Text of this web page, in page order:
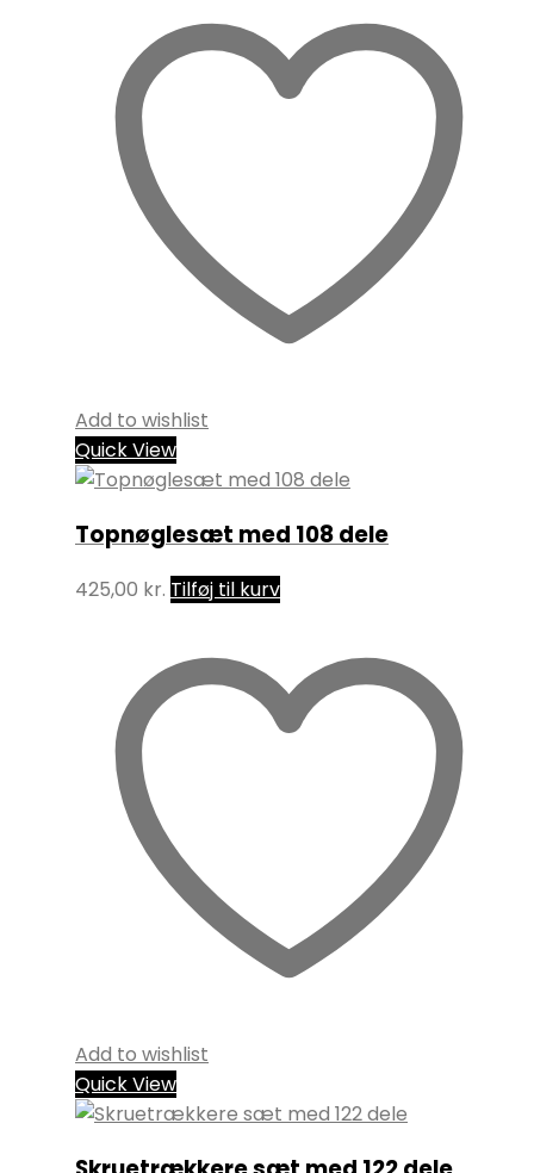
Add to wishlist
Quick View
Topnøglesæt med 108 dele
425,00 kr. Tilføj til kurv
Add to wishlist
Quick View